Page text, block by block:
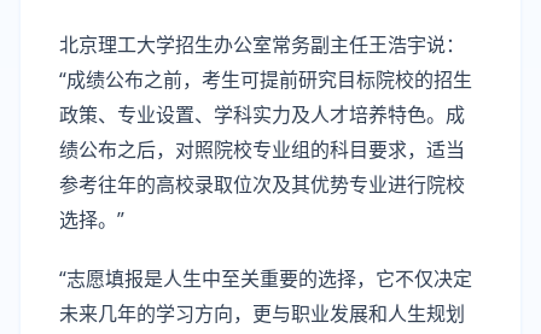
北京理工大学招生办公室常务副主任王浩宇说：
“成绩公布之前，考生可提前研究目标院校的招生
政策、专业设置、学科实力及人才培养特色。成
绩公布之后，对照院校专业组的科目要求，适当
参考往年的高校录取位次及其优势专业进行院校
选择。”
“志愿填报是人生中至关重要的选择，它不仅决定
未来几年的学习方向，更与职业发展和人生规划